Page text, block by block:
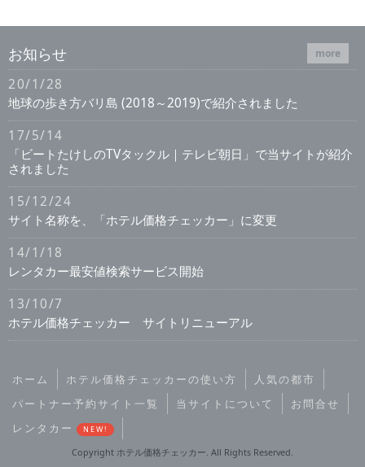
お知らせ more
20/1/28
地球の歩き方バリ島 (2018～2019)で紹介されました
17/5/14
「ビートたけしのTVタックル｜テレビ朝日」で当サイトが紹介
されました
15/12/24
サイト名称を、「ホテル価格チェッカー」に変更
14/1/18
レンタカー最安値検索サービス開始
13/10/7
ホテル価格チェッカー サイトリニューアル
ホーム ホテル価格チェッカーの使い方
人気の都市
パートナー予約サイト一覧
当サイトについて
お問合せ
レンタカー
NEW!
Copyright ホテル価格チェッカー. All Rights Reserved.